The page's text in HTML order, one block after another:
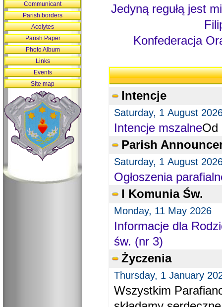
Jedyną regułą jest
Konfederacja
Intencje
Saturday, 1 August
Intencje mszalneOd
Parish
Saturday, 1 August
Ogłoszenia
I Komunia Św.
Monday, 11 May 2026
Informacje dla
św. (nr 3)
Życzenia
Thursday, 1 January
Wszystkim
Communicant
Parish borders
Acolytes
Parish Paper
Photo Album
Links
Events
Site map